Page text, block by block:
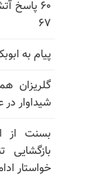
۶۰
۶۷
پیام به ابوبکر ۱۶۰۰
گلریزان
شیداوار
بسنت از
خواستار